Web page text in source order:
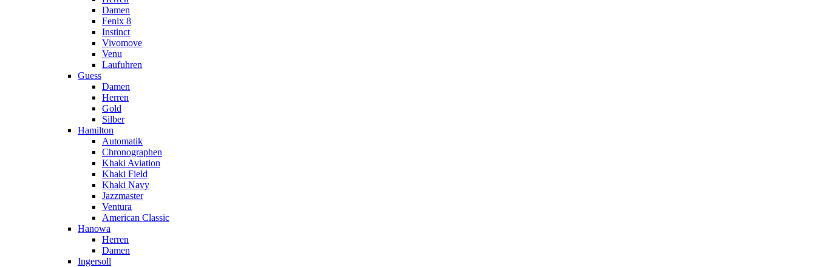
Damen
Fenix 8
Instinct
Vivomove
Venu
Laufuhren
Guess
Damen
Herren
Gold
Silber
Hamilton
Automatik
Chronographen
Khaki Aviation
Khaki Field
Khaki Navy
Jazzmaster
Ventura
American Classic
Hanowa
Herren
Damen
Ingersoll